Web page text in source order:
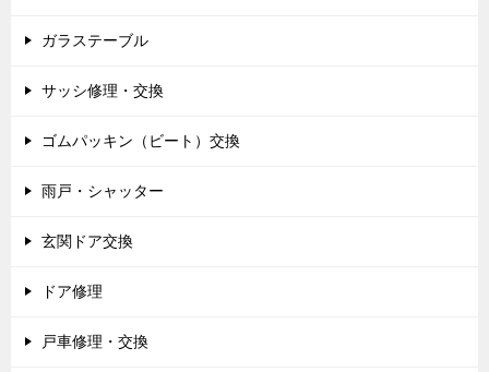
ガラステーブル
サッシ修理・交換
ゴムパッキン（ビート）交換
雨戸・シャッター
玄関ドア交換
ドア修理
戸車修理・交換